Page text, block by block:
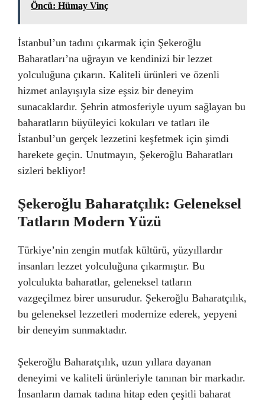
Öncü: Hümay Vinç
İstanbul’un tadını çıkarmak için Şekeroğlu
Baharatları’na uğrayın ve kendinizi bir lezzet
yolculuğuna çıkarın. Kaliteli ürünleri ve özenli
hizmet anlayışıyla size eşsiz bir deneyim
sunacaklardır. Şehrin atmosferiyle uyum sağlayan bu
baharatların büyüleyici kokuları ve tatları ile
İstanbul’un gerçek lezzetini keşfetmek için şimdi
harekete geçin. Unutmayın, Şekeroğlu Baharatları
sizleri bekliyor!
Şekeroğlu Baharatçılık: Geleneksel
Tatların Modern Yüzü
Türkiye’nin zengin mutfak kültürü, yüzyıllardır
insanları lezzet yolculuğuna çıkarmıştır. Bu
yolculukta baharatlar, geleneksel tatların
vazgeçilmez birer unsurudur. Şekeroğlu Baharatçılık,
bu geleneksel lezzetleri modernize ederek, yepyeni
bir deneyim sunmaktadır.
Şekeroğlu Baharatçılık, uzun yıllara dayanan
deneyimi ve kaliteli ürünleriyle tanınan bir markadır.
İnsanların damak tadına hitap eden çeşitli baharat